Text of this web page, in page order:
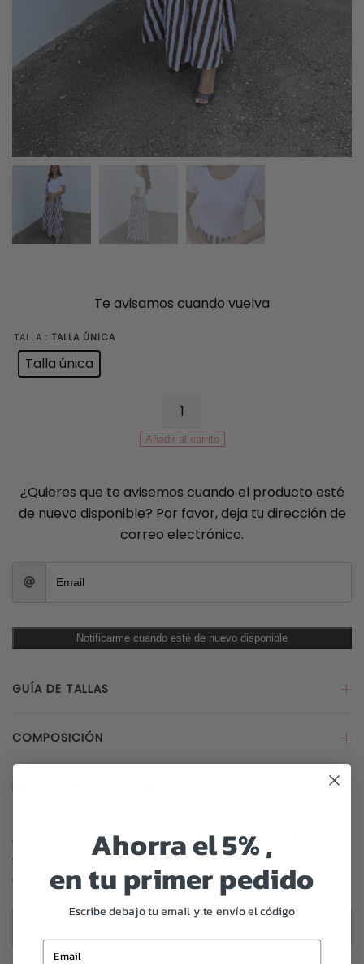
Te avisamos cuando vuelva
TALLA : TALLA ÚNICA
Talla única
Vestido
Blanco
Añadir al carrito
¿Quieres que te avisemos cuando el producto esté
de nuevo disponible? Por favor, deja tu dirección de
correo electrónico.
Notificarme cuando esté de nuevo disponible
GUÍA DE TALLAS
COMPOSICIÓN
¿Quieres que te avisemos cuando el producto esté
de nuevo disponible? Por favor, deja tu dirección de
correo electrónico.
Ahorra el 5% ,
en tu primer pedido
Escribe debajo tu email y te envío el código
Email